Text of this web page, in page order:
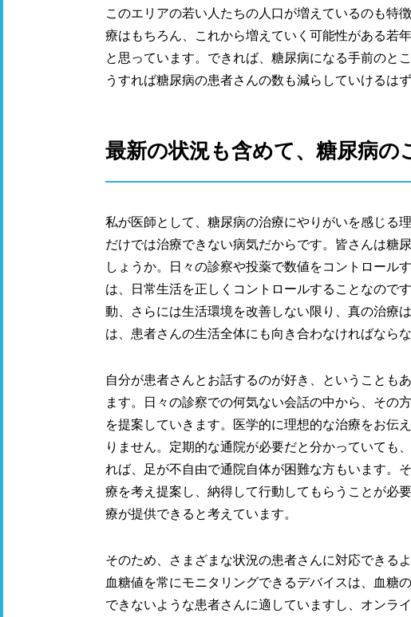
このエリアの若い人たちの人口が増えているのも特
療はもちろん、これから増えていく可能性がある若
と思っています。できれば、糖尿病になる手前のと
うすれば糖尿病の患者さんの数も減らしていけるはず
最新の状況も含めて、糖尿病
私が医師として、糖尿病の治療にやりがいを感じる
だけでは治療できない病気だからです。皆さんは糖
しょうか。日々の診察や投薬で数値をコントロール
は、日常生活を正しくコントロールすることなので
動、さらには生活環境を改善しない限り、真の治療
は、患者さんの生活全体にも向き合わなければならな
自分が患者さんとお話するのが好き、ということも
ます。日々の診察での何気ない会話の中から、その
を提案していきます。医学的に理想的な治療をお伝
りません。定期的な通院が必要だと分かっていても
れば、足が不自由で通院自体が困難な方もいます。
療を考え提案し、納得して行動してもらうことが必
療が提供できると考えています。
そのため、さまざまな状況の患者さんに対応できる
血糖値を常にモニタリングできるデバイスは、血糖
できないような患者さんに適していますし、オンラ